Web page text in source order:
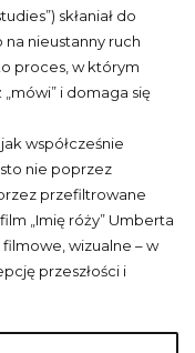
skłaniał do
na nieustanny ruch
proces, w którym
i domaga się
współcześnie
nie poprzez
przefiltrowane
„Imię róży” Umberta
filmowe, wizualne – w
przeszłości i